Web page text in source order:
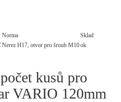
Norma
Sklad
Nerez H17, otvor pro šroub M10ok
kusů pro
VARIO 120mm